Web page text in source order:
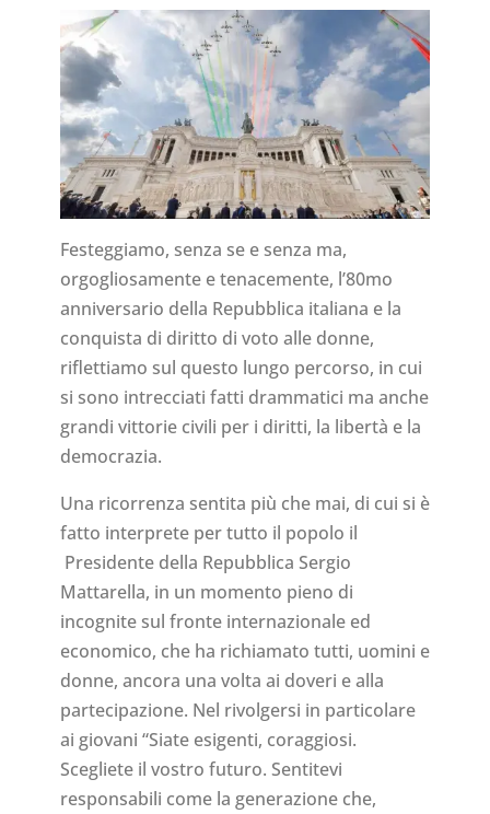
Festeggiamo, senza se e senza ma,
orgogliosamente e tenacemente, l’80mo
anniversario della Repubblica italiana e la
conquista di diritto di voto alle donne,
riflettiamo sul questo lungo percorso, in cui
si sono intrecciati fatti drammatici ma anche
grandi vittorie civili per i diritti, la libertà e la
democrazia.
Una ricorrenza sentita più che mai, di cui si è
fatto interprete per tutto il popolo il
Presidente della Repubblica Sergio
Mattarella, in un momento pieno di
incognite sul fronte internazionale ed
economico, che ha richiamato tutti, uomini e
donne, ancora una volta ai doveri e alla
partecipazione. Nel rivolgersi in particolare
ai giovani “Siate esigenti, coraggiosi.
Scegliete il vostro futuro. Sentitevi
responsabili come la generazione che,